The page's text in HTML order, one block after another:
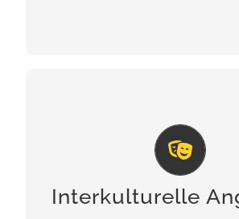
Interkulturelle
Die Wertschätzung von
bedeutet, ohne Angst
zu können. (Theodor W.